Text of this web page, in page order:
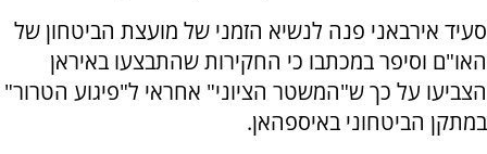
סעיד אירבאני פנה לנשיא הזמני של מועצת הביטחון של
האו"ם וסיפר במכתבו כי החקירות שהתבצעו באיראן
הצביעו על כך ש"המשטר הציוני" אחראי ל"פיגוע הטרור"
במתקן הביטחוני באיספהאן.